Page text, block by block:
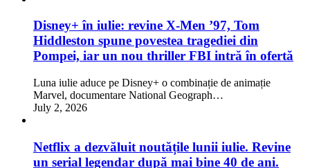
Disney+ în iulie: revine X-Men ’97, Tom
Hiddleston spune povestea tragediei din
Pompei, iar un nou thriller FBI intră în ofertă
Luna iulie aduce pe Disney+ o combinație de animație
Marvel, documentare National Geograph…
July 2, 2026
Netflix a dezvăluit noutățile lunii iulie. Revine
un serial legendar după mai bine 40 de ani.